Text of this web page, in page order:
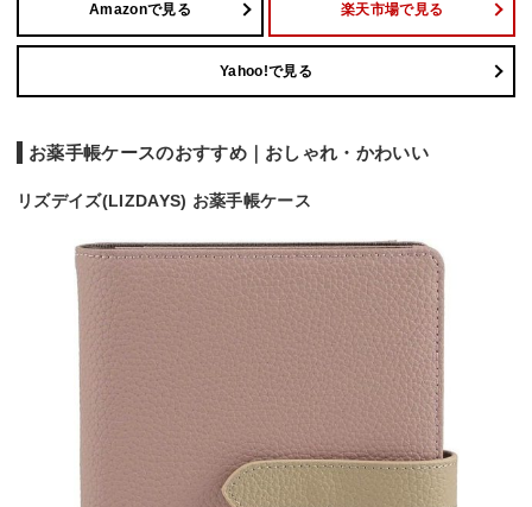
Amazonで見る 楽天市場で見る
Yahoo!で見る
お薬手帳ケースのおすすめ｜おしゃれ・かわいい
リズデイズ(LIZDAYS) お薬手帳ケース